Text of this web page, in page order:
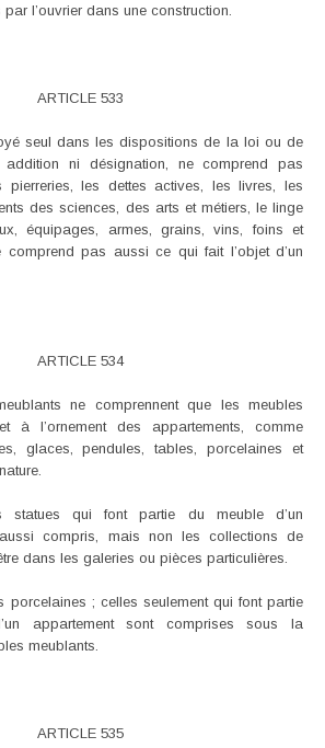
l’ouvrier dans une construction.
ARTICLE 533
seul dans les dispositions de la loi ou de
addition ni désignation, ne comprend pas
pierreries, les dettes actives, les livres, les
des sciences, des arts et métiers, le linge
équipages, armes, grains, vins, foins et
pas aussi ce qui fait l’objet d’un
ARTICLE 534
ne comprennent que les meubles
à l’ornement des appartements, comme
glaces, pendules, tables, porcelaines et
statues qui font partie du meuble d’un
compris, mais non les collections de
dans les galeries ou pièces particulières.
porcelaines ; celles seulement qui font partie
appartement sont comprises sous la
meublants.
ARTICLE 535